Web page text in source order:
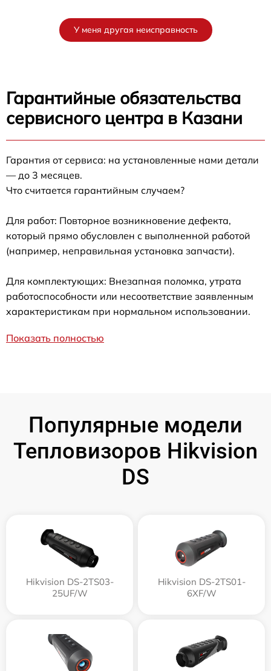
У меня другая неисправность
Гарантийные обязательства
сервисного центра в Казани
Гарантия от сервиса: на установленные нами детали
— до 3 месяцев.
Что считается гарантийным случаем?
Для работ: Повторное возникновение дефекта,
который прямо обусловлен с выполненной работой
(например, неправильная установка запчасти).
Для комплектующих: Внезапная поломка, утрата
работоспособности или несоответствие заявленным
характеристикам при нормальном использовании.
Показать полностью
Популярные модели
Тепловизоров Hikvision
DS
Hikvision DS-2TS03-
25UF/W
Hikvision DS-2TS01-
6XF/W